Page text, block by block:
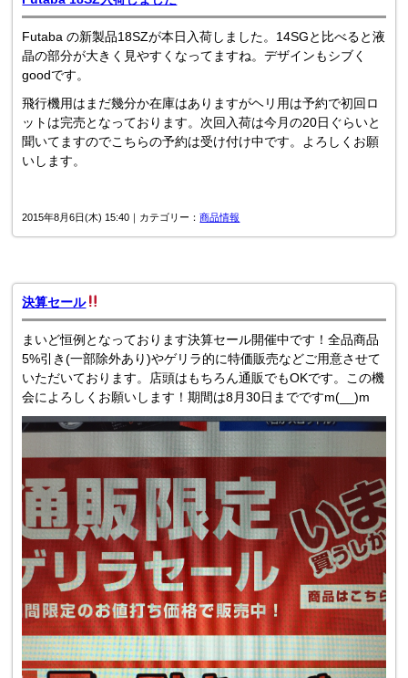
Futaba の新製品18SZが本日入荷しました。14SGと比べると液
晶の部分が大きく見やすくなってますね。デザインもシブく
goodです。
飛行機用はまだ幾分か在庫はありますがヘリ用は予約で初回ロ
ットは完売となっております。次回入荷は今月の20日ぐらいと
聞いてますのでこちらの予約は受け付け中です。よろしくお願
いします。
2015年8月6日(木) 15:40｜カテゴリー：商品情報
決算セール
まいど恒例となっております決算セール開催中です！全品商品
5%引き(一部除外あり)やゲリラ的に特価販売などご用意させて
いただいております。店頭はもちろん通販でもOKです。この機
会によろしくお願いします！期間は8月30日までですm(__)m